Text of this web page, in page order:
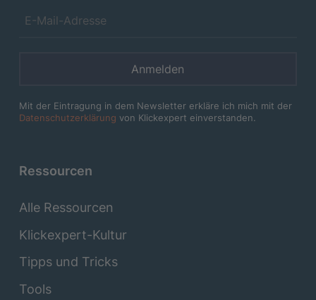
Anmelden
Mit der Eintragung in dem Newsletter erkläre ich mich mit der
Datenschutzerklärung von Klickexpert einverstanden.
Ressourcen
Alle Ressourcen
Klickexpert-Kultur
Tipps und Tricks
Tools